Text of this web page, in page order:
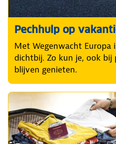
Pechhulp op
Met Wegenwacht Europa
dichtbij. Zo kun je, ook bij
blijven genieten.